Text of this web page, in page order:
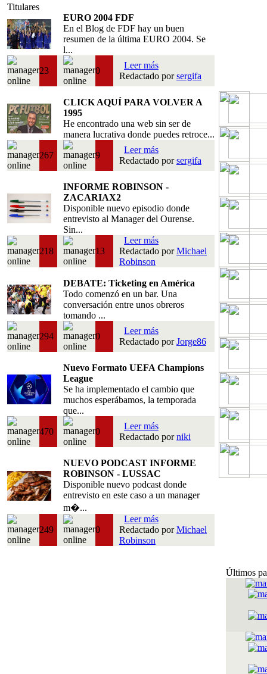
Titulares
EURO 2004 FDF
En el Blog de FDF hay un buen
resumen de la última EURO 2004. Se
l...
23 0
Leer más
Redactado porsergifa
CLICK AQUÍ PARA VOLVER A
1995
He encontrado una web sin ser de
manera lucrativa donde puedes retroce...
267 9
Leer más
Redactado porsergifa
INFORME ROBINSON -
ZACARIAX2
Disponible nuevo episodio donde
entrevisto al Manager del Ourense.
Sin...
218 13
Leer más
Redactado porMichael
Robinson
DEBATE: Ticketing en América
Todo comenzó en un bar. Una
conversación entre unos obreros
tomando ...
294 0
Leer más
Redactado porJorge86
Nuevo Formato UEFA Champions
League
Se ha implementado el cambio que
muchos esperábamos, la temporada
que...
470 0
Leer más
Redactado porniki
NUEVO PODCAST INFORME
ROBINSON - LUSSAC
Disponible nuevo podcast donde
entrevisto en este caso a un manager
m�...
249 0
Leer más
Redactado porMichael
Robinson
Últimos